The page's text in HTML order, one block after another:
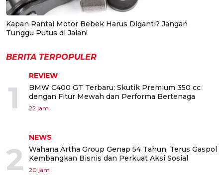
Kapan Rantai Motor Bebek Harus Diganti? Jangan
Tunggu Putus di Jalan!
BERITA TERPOPULER
1
REVIEW
BMW C400 GT Terbaru: Skutik Premium 350 cc
dengan Fitur Mewah dan Performa Bertenaga
22 jam
2
NEWS
Wahana Artha Group Genap 54 Tahun, Terus Gaspol
Kembangkan Bisnis dan Perkuat Aksi Sosial
20 jam